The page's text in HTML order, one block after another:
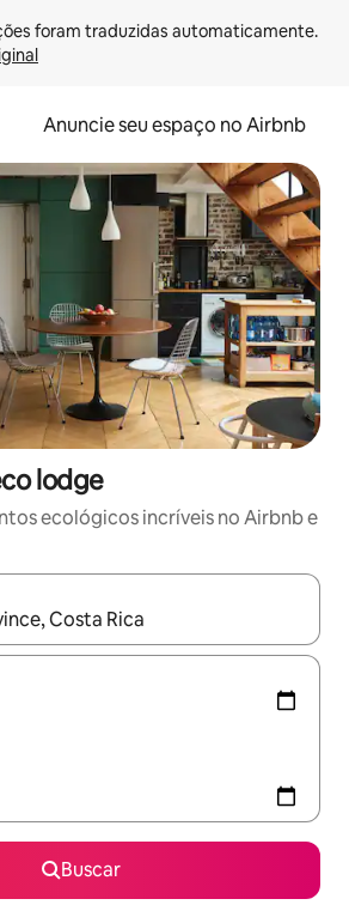
Anuncie seu espaço no Airbnb
lodge
ecológicos incríveis no Airbnb e
estiverem disponíveis, explore-os
Buscar